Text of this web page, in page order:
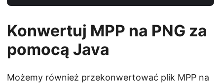
Konwertuj MPP na PNG za
pomocą Java
Możemy również przekonwertować plik MPP na